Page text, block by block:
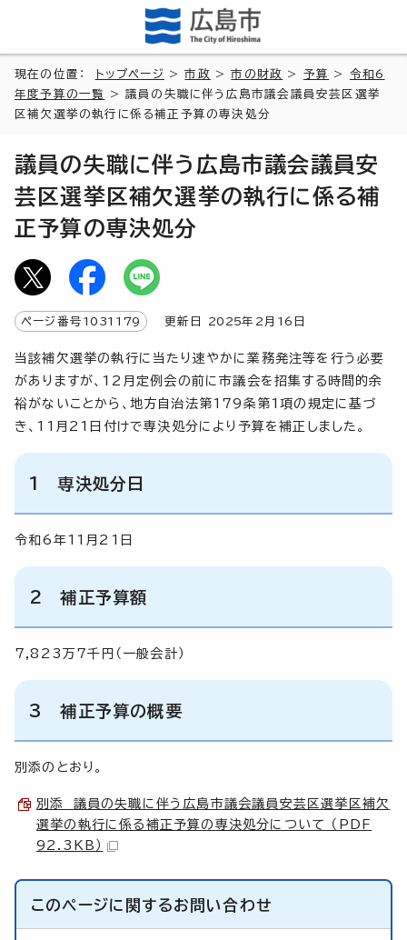
現在の位置： トップページ >市政 >市の財政 > 予算 > 令和6
年度予算の一覧
> 議員の失職に伴う広島市議会議員安芸区選挙
区補欠選挙の執行に係る補正予算の専決処分
議員の失職に伴う広島市議会議員安
芸区選挙区補欠選挙の執行に係る補
正予算の専決処分
ページ番号 1031179 更新日 2025年2月 16 日
当該補欠選挙の執行に当たり速やかに業務発注等を行う必要
がありますが、12月定例会の前に市議会を招集する時間的余
裕がないことから、地方自治法第179条第1項の規定に基づ
き、11月21日付けで専決処分により予算を補正しました。
1 専決処分日
令和6年11月21日
2 補正予算額
7,823万7千円（一般会計）
3 補正予算の概要
別添のとおり。
別添 議員の失職に伴う広島市議会議員安芸区選挙区補欠
選挙の執行に係る補正予算の専決処分について （PDF
92.3KB）
このページに関するお問い合わせ